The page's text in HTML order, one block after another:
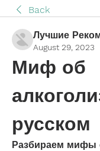
Back
Лучшие
August 29, 2023
Миф об
русском
Разбираем мифы